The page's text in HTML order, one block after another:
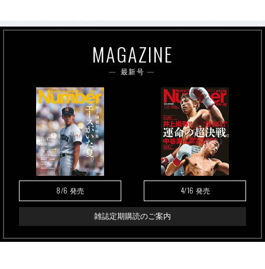
MAGAZINE
最新号
8/6 発売 4/16 発売
雑誌定期購読のご案内